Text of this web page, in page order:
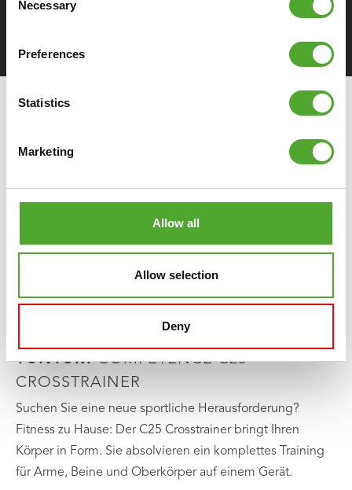
Selection
Necessary
Preferences
Statistics
Marketing
Allow all
Allow selection
Deny
TUNTURICOMPETENCE C25
CROSSTRAINER
Suchen Sie eine neue sportliche Herausforderung?
Fitness zu Hause: Der C25 Crosstrainer bringt Ihren
Körper in Form. Sie absolvieren ein komplettes Training
für Arme, Beine und Oberkörper auf einem Gerät.